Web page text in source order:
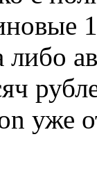
либо
уже